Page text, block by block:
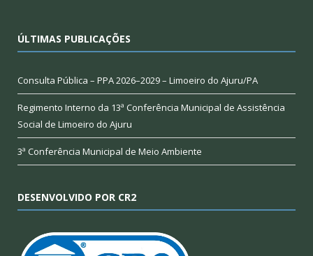
ÚLTIMAS PUBLICAÇÕES
Consulta Pública – PPA 2026–2029 – Limoeiro do Ajuru/PA
Regimento Interno da 13ª Conferência Municipal de Assistência
Social de Limoeiro do Ajuru
3ª Conferência Municipal de Meio Ambiente
DESENVOLVIDO POR CR2